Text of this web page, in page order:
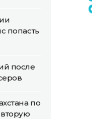
попасть
после
по